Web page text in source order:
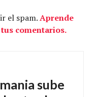
el spam.Aprende
comentarios.
sube